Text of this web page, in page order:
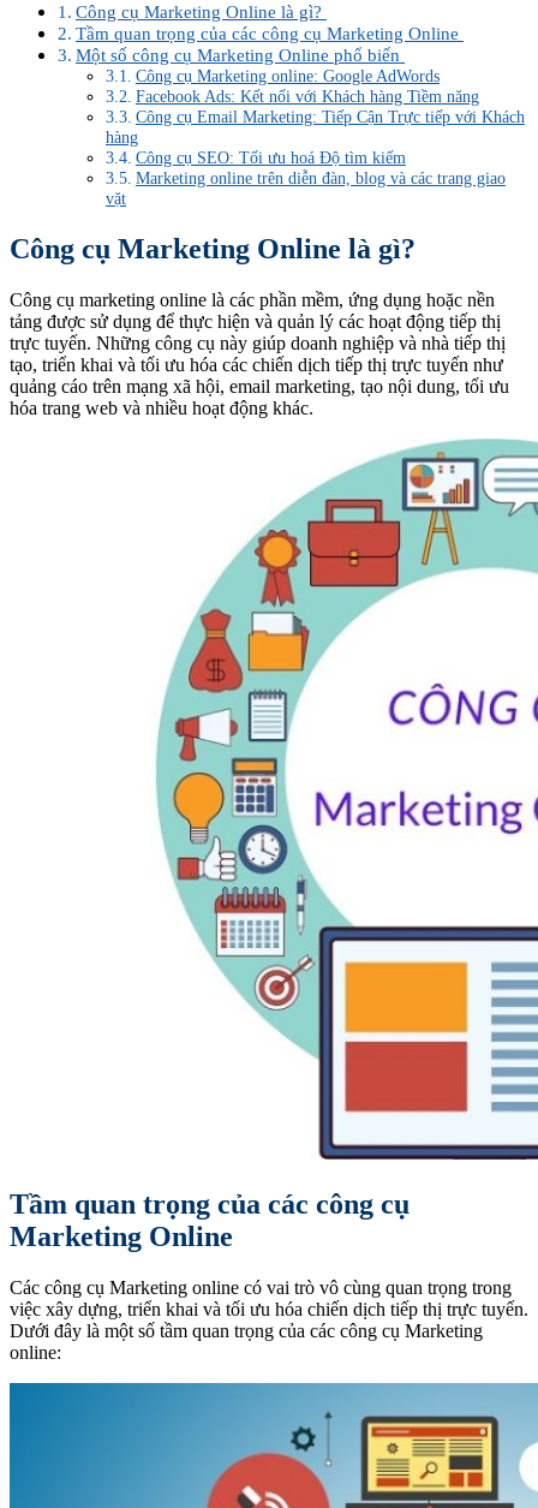
Công cụ Marketing Online là gì?
Tầm quan trọng của các công cụ Marketing Online
Một số công cụ Marketing Online phổ biến
Công cụ Marketing online: Google AdWords
Facebook Ads: Kết nối với Khách hàng Tiềm năng
Công cụ Email Marketing: Tiếp Cận Trực tiếp với Khách
hàng
Công cụ SEO: Tối ưu hoá Độ tìm kiếm
Marketing online trên diễn đàn, blog và các trang giao
vặt
Công cụ Marketing Online là gì?
Công cụ marketing online là các phần mềm, ứng dụng hoặc nền
tảng được sử dụng để thực hiện và quản lý các hoạt động tiếp thị
trực tuyến. Những công cụ này giúp doanh nghiệp và nhà tiếp thị
tạo, triển khai và tối ưu hóa các chiến dịch tiếp thị trực tuyến như
quảng cáo trên mạng xã hội, email marketing, tạo nội dung, tối ưu
hóa trang web và nhiều hoạt động khác.
Tầm quan trọng của các công cụ
Marketing Online
Các công cụ Marketing online có vai trò vô cùng quan trọng trong
việc xây dựng, triển khai và tối ưu hóa chiến dịch tiếp thị trực tuyến.
Dưới đây là một số tầm quan trọng của các công cụ Marketing
online: